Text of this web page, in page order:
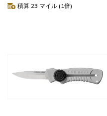
積算 23 マイル (1倍)